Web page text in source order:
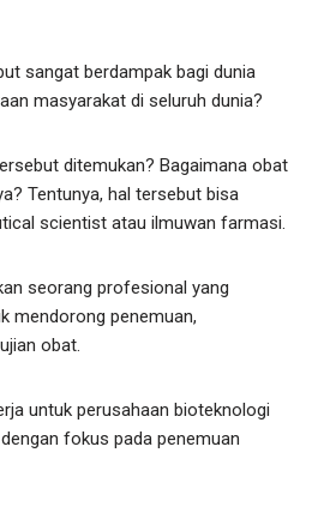
sangat berdampak bagi dunia
masyarakat di seluruh dunia?
ditemukan? Bagaimana obat
Tentunya, hal tersebut bisa
scientist atau ilmuwan farmasi.
seorang profesional yang
mendorong penemuan,
obat.
untuk perusahaan bioteknologi
fokus pada penemuan